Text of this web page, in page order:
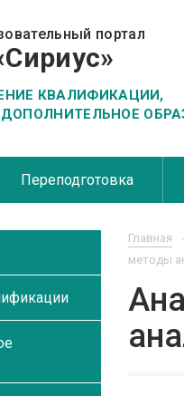
портал
КВАЛИФИКАЦИИ,
Переподготовка
Главная
методы